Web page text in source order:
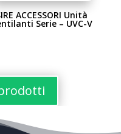
ACCESSORI Unità
Serie – UVC-V